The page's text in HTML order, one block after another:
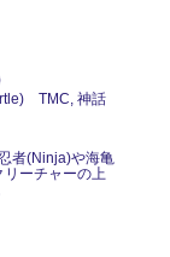
TMC, 神話
者(Ninja)や海亀
リーチャーの上